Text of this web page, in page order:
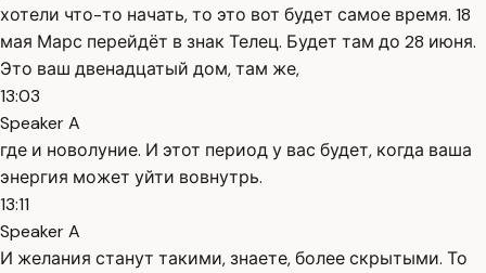
хотели что-то начать, то это вот будет самое время. 18
мая Марс перейдёт в знак Телец. Будет там до 28 июня.
Это ваш двенадцатый дом, там же,
13:03
Speaker A
где и новолуние. И этот период у вас будет, когда ваша
энергия может уйти вовнутрь.
13:11
Speaker A
И желания станут такими, знаете, более скрытыми. То